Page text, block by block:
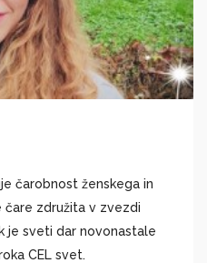
čarobnost ženskega in
čare združita v zvezdi
je sveti dar novonastale
CEL svet.